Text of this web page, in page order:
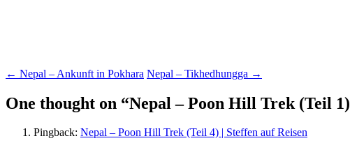
Post
navigation
← Nepal – Ankunft in Pokhara Nepal – Tikhedhungga →
One thought on “Nepal – Poon Hill Trek (Teil 1)
Pingback: Nepal – Poon Hill Trek (Teil 4) | Steffen auf Reisen